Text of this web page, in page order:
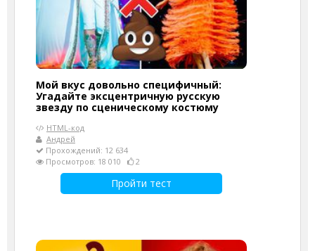
Мой вкус довольно специфичный:
Угадайте эксцентричную русскую
звезду по сценическому костюму
HTML-код
Андрей
Прохождений: 12 634
Просмотров: 18 010
2
Пройти тест